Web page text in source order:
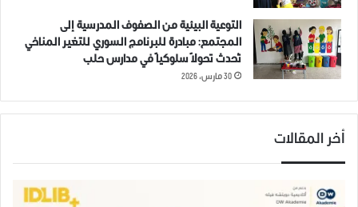
الشهادة في مدينة معرة
النعمان
27 ديسمبر، 2018
في "صور عامة"
بدنا المعتقلين
التوعية البيئية من الصفوف المدرسية إلى
المجتمع: مبادرة للبرنامج السوري للتغير المناخي
تُحدث تحولاً سلوكياً في مدارس حلب
30 مارس، 2026
أخر المقالات